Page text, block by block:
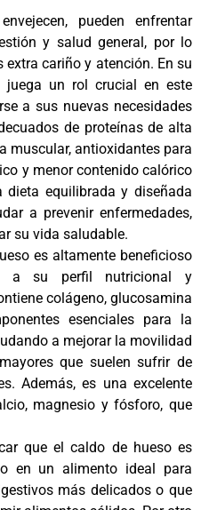
pueden enfrentar
y salud general, por lo
cariño y atención. En su
juega un rol crucial en este
a sus nuevas necesidades
de proteínas de alta
muscular, antioxidantes para
y menor contenido calórico
dieta equilibrada y diseñada
a prevenir enfermedades,
su vida saludable.
es altamente beneficioso
a su perfil nutricional y
colágeno, glucosamina
esenciales para la
a mejorar la movilidad
que suelen sufrir de
Además, es una excelente
magnesio y fósforo, que
que el caldo de hueso es
en un alimento ideal para
más delicados o que